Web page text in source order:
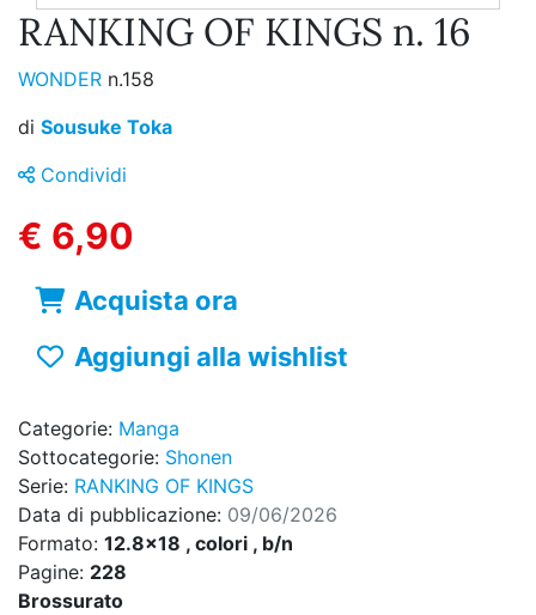
RANKING OF KINGS n. 16
WONDER n.158
di Sousuke Toka
Condividi
€ 6,90
Acquista ora
Aggiungi alla wishlist
Categorie: Manga
Sottocategorie: Shonen
Serie: RANKING OF KINGS
Data di pubblicazione: 09/06/2026
Formato: 12.8x18 , colori , b/n
Pagine: 228
Brossurato